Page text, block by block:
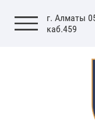
г. Алматы
каб.459